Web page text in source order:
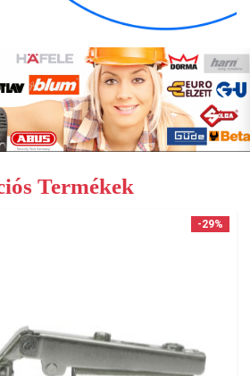
Termékek
-29%